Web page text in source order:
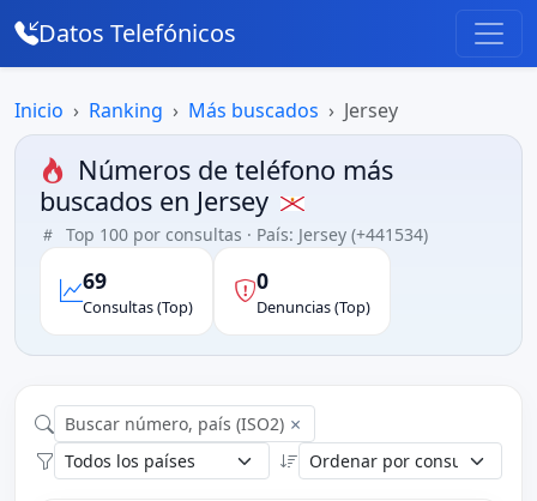
Datos Telefónicos
Inicio Ranking Más buscados Jersey
Números de teléfono más
buscados en Jersey
Top 100 por consultas · País: Jersey (+441534)
69
Consultas (Top)
0
Denuncias (Top)
×